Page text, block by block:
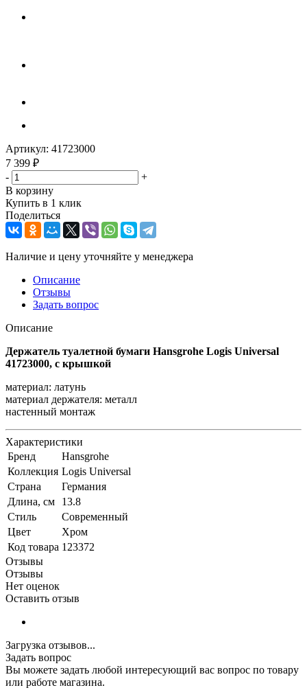
Артикул: 41723000
7 399 ₽
-
+
В корзину
Купить в 1 клик
Поделиться
Наличие и цену уточняйте у менеджера
Описание
Отзывы
Задать вопрос
Описание
Держатель туалетной бумаги Hansgrohe Logis Universal
41723000, с крышкой
материал: латунь
материал держателя: металл
настенный монтаж
Характеристики
Бренд
Hansgrohe
Коллекция Logis Universal
Страна
Германия
Длина, см
13.8
Стиль
Современный
Цвет
Хром
Код товара 123372
Отзывы
Отзывы
Нет оценок
Оставить отзыв
Загрузка отзывов...
Задать вопрос
Вы можете задать любой интересующий вас вопрос по товару
или работе магазина.